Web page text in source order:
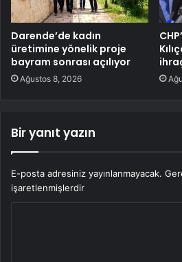
Darende’de kadın
üretimine yönelik proje
bayram sonrası açılıyor
Ağustos 8, 2026
Bir yanıt yazın
E-posta adresiniz yayınlanmayacak.
işaretlenmişlerdir